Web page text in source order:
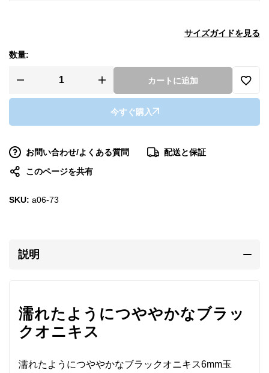
サイズガイドを見る
数量:
カートに追加
今すぐ購入
お問い合わせ/よくある質問
配送と保証
このページを共有
SKU: a06-73
説明
濡れたようにつややかなブラッ
クオニキス
濡れたようにつややかなブラックオニキス6mm玉